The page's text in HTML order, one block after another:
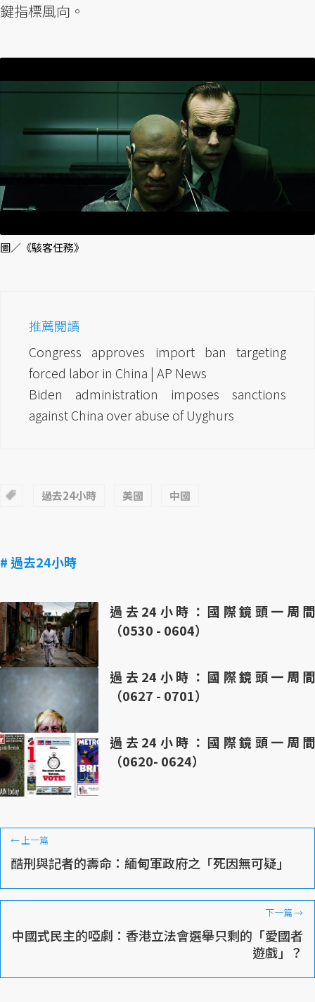
鍵指標風向。
圖／《駭客任務》
推薦閱讀
Congress approves import ban targeting
forced labor in China | AP News
Biden administration imposes sanctions
against China over abuse of Uyghurs
過去24小時 美國 中國
# 過去24小時
過去24小時：國際鏡頭一周間
（0530 - 0604）
過去24小時：國際鏡頭一周間
（0627 - 0701）
過去24小時：國際鏡頭一周間
（0620- 0624）
←上一篇
酷刑與記者的壽命：緬甸軍政府之「死因無可疑」
下一篇→
中國式民主的啞劇：香港立法會選舉只剩的「愛國者
遊戲」？